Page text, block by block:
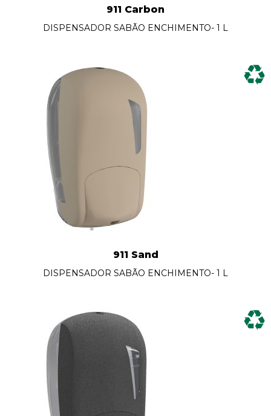
911 Carbon
DISPENSADOR SABÃO ENCHIMENTO- 1 L
911 Sand
DISPENSADOR SABÃO ENCHIMENTO- 1 L